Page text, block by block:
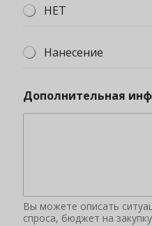
НЕТ
Нанесение
Дополнительная
Вы можете описать
спроса, бюджет на